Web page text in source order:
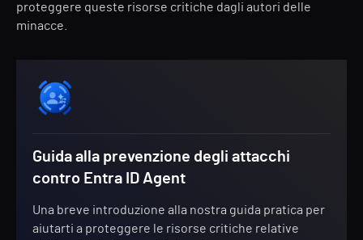
proteggere queste risorse critiche dagli autori delle
minacce.
Guida alla prevenzione degli attacchi
contro Entra ID Agent
Una breve introduzione alla nostra guida pratica per
aiutarti a proteggere le risorse critiche relative